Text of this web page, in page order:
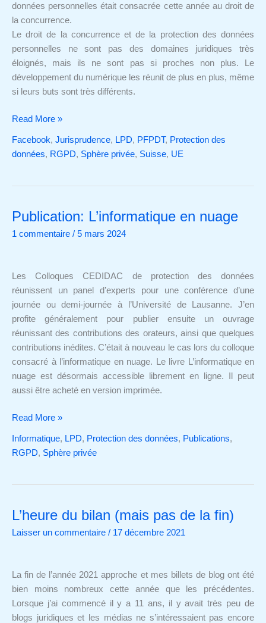
données personnelles était consacrée cette année au droit de
la concurrence.
Le droit de la concurrence et de la protection des données
personnelles ne sont pas des domaines juridiques très
éloignés, mais ils ne sont pas si proches non plus. Le
développement du numérique les réunit de plus en plus, même
si leurs buts sont très différents.
Read More »
Facebook, Jurisprudence, LPD, PFPDT, Protection des
données, RGPD, Sphère privée, Suisse, UE
Publication: L’informatique en nuage
1 commentaire / 5 mars 2024
Les Colloques CEDIDAC de protection des données
réunissent un panel d’experts pour une conférence d’une
journée ou demi-journée à l’Université de Lausanne. J’en
profite généralement pour publier ensuite un ouvrage
réunissant des contributions des orateurs, ainsi que quelques
contributions inédites. C’était à nouveau le cas lors du colloque
consacré à l’informatique en nuage. Le livre L’informatique en
nuage est désormais accessible librement en ligne. Il peut
aussi être acheté en version imprimée.
Publication:
L’informatique
Read More »
Informatique, LPD, Protection des données, Publications,
RGPD, Sphère privée
L’heure du bilan (mais pas de la fin)
Laisser un commentaire / 17 décembre 2021
La fin de l’année 2021 approche et mes billets de blog ont été
bien moins nombreux cette année que les précédentes.
Lorsque j’ai commencé il y a 11 ans, il y avait très peu de
blogs juridiques et les médias ne s’intéressaient pas encore
L’heure
du
pas
de
la
fin)